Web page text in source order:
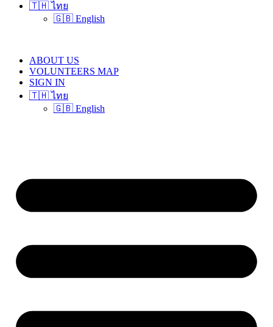
🇹🇭 ไทย
🇬🇧 English
ABOUT US
VOLUNTEERS MAP
SIGN IN
🇹🇭 ไทย
🇬🇧 English